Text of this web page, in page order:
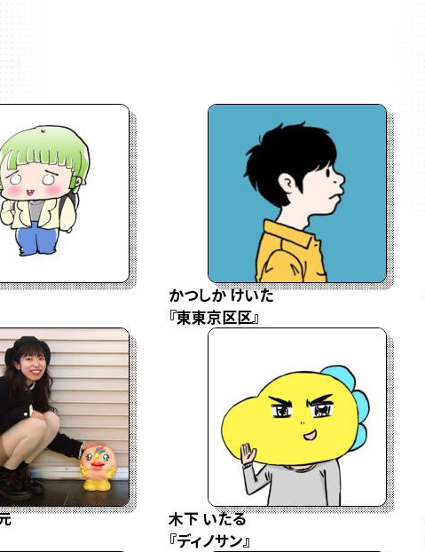
かつしか けいた
『東東京区区』
木下 いたる
『ディノサン』